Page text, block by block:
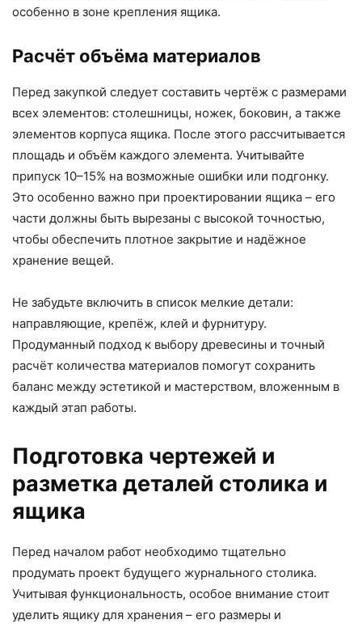
особенно в зоне крепления ящика.
Расчёт объёма материалов
Перед закупкой следует составить чертёж с размерами
всех элементов: столешницы, ножек, боковин, а также
элементов корпуса ящика. После этого рассчитывается
площадь и объём каждого элемента. Учитывайте
припуск 10–15% на возможные ошибки или подгонку.
Это особенно важно при проектировании ящика – его
части должны быть вырезаны с высокой точностью,
чтобы обеспечить плотное закрытие и надёжное
хранение вещей.
Не забудьте включить в список мелкие детали:
направляющие, крепёж, клей и фурнитуру.
Продуманный подход к выбору древесины и точный
расчёт количества материалов помогут сохранить
баланс между эстетикой и мастерством, вложенным в
каждый этап работы.
Подготовка чертежей и
разметка деталей столика и
ящика
Перед началом работ необходимо тщательно
продумать проект будущего журнального столика.
Учитывая функциональность, особое внимание стоит
уделить ящику для хранения – его размеры и